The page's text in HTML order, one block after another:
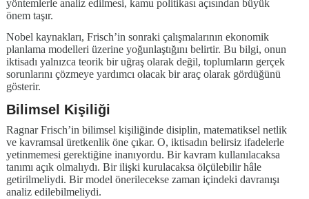
yöntemlerle analiz edilmesi, kamu politikası açısından büyük
önem taşır.
Nobel kaynakları, Frisch’in sonraki çalışmalarının ekonomik
planlama modelleri üzerine yoğunlaştığını belirtir. Bu bilgi, onun
iktisadı yalnızca teorik bir uğraş olarak değil, toplumların gerçek
sorunlarını çözmeye yardımcı olacak bir araç olarak gördüğünü
gösterir.
Bilimsel Kişiliği
Ragnar Frisch’in bilimsel kişiliğinde disiplin, matematiksel netlik
ve kavramsal üretkenlik öne çıkar. O, iktisadın belirsiz ifadelerle
yetinmemesi gerektiğine inanıyordu. Bir kavram kullanılacaksa
tanımı açık olmalıydı. Bir ilişki kurulacaksa ölçülebilir hâle
getirilmeliydi. Bir model önerilecekse zaman içindeki davranışı
analiz edilebilmeliydi.